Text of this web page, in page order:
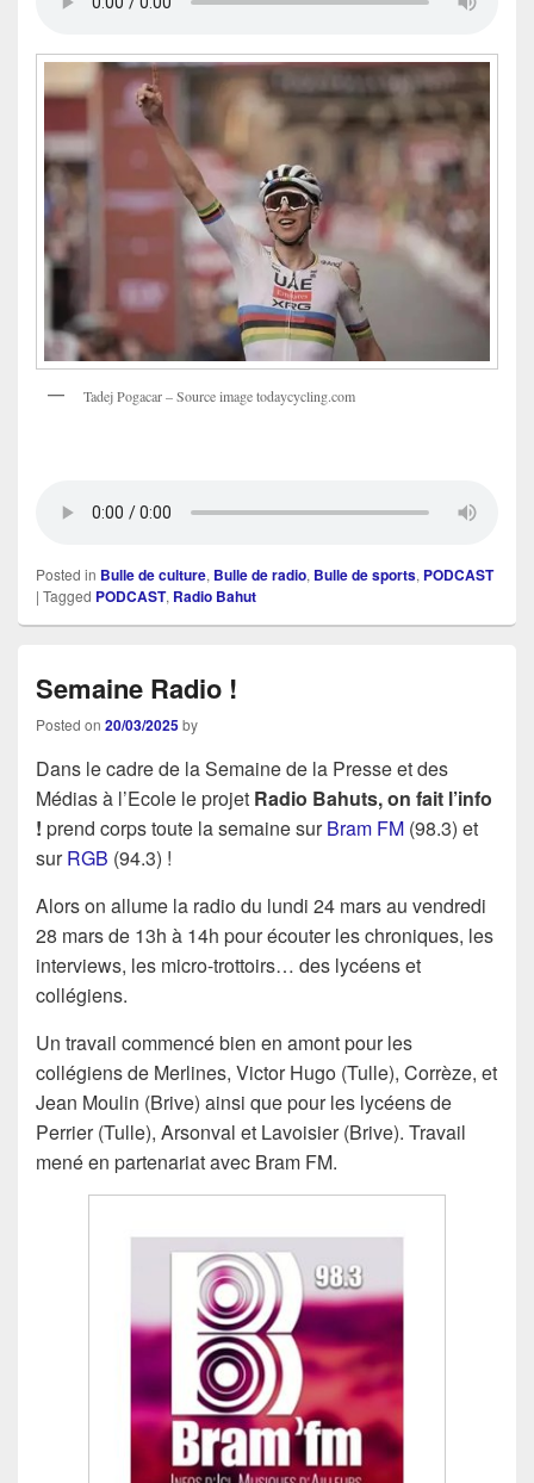
Tadej Pogacar – Source image todaycycling.com
Posted in Bulle de culture, Bulle de radio, Bulle de sports, PODCAST
| Tagged PODCAST, Radio Bahut
Semaine Radio !
Posted on 20/03/2025by
Dans le cadre de la Semaine de la Presse et des
Médias à l’Ecole le projet Radio Bahuts, on fait l’info
! prend corps toute la semaine surBram FM (98.3) et
surRGB (94.3) !
Alors on allume la radio du lundi 24 mars au vendredi
28 mars de 13h à 14h pour écouter les chroniques, les
interviews, les micro-trottoirs… des lycéens et
collégiens.
Un travail commencé bien en amont pour les
collégiens de Merlines, Victor Hugo (Tulle), Corrèze, et
Jean Moulin (Brive) ainsi que pour les lycéens de
Perrier (Tulle), Arsonval et Lavoisier (Brive). Travail
mené en partenariat avec Bram FM.